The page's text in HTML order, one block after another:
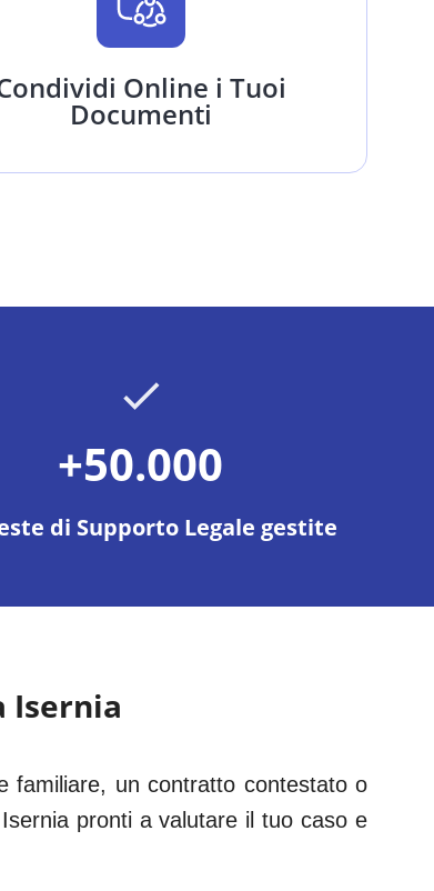
Online i Tuoi
Documenti
+50.000
di Supporto Legale gestite
Isernia
familiare, un contratto contestato o
Iserniapronti a valutare il tuo caso e